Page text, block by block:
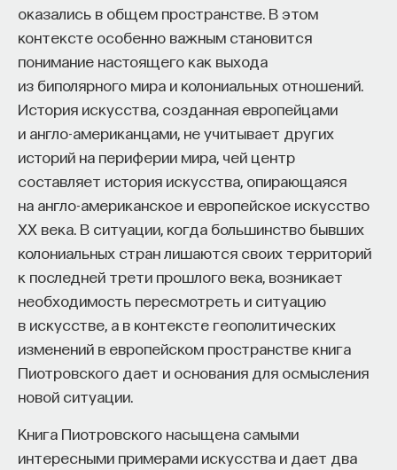
оказались в общем пространстве. В этом
контексте особенно важным становится
понимание настоящего как выхода
из биполярного мира и колониальных отношений.
История искусства, созданная европейцами
и англо-американцами, не учитывает других
историй на периферии мира, чей центр
составляет история искусства, опирающаяся
на англо-американское и европейское искусство
ХХ века. В ситуации, когда большинство бывших
колониальных стран лишаются своих территорий
к последней трети прошлого века, возникает
необходимость пересмотреть и ситуацию
в искусстве, а в контексте геополитических
изменений в европейском пространстве книга
Пиотровского дает и основания для осмысления
новой ситуации.
Книга Пиотровского насыщена самыми
интересными примерами искусства и дает два